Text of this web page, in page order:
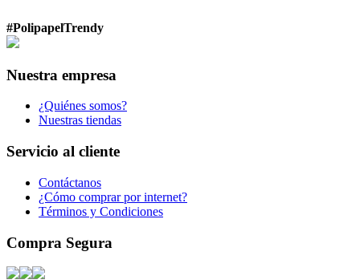
#PolipapelTrendy
Nuestra empresa
¿Quiénes somos?
Nuestras tiendas
Servicio al cliente
Contáctanos
¿Cómo comprar por internet?
Términos y Condiciones
Compra Segura